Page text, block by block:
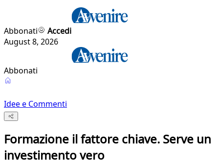
Abbonati
Accedi
August 8, 2026
Abbonati
Idee e Commenti
Formazione il fattore chiave. Serve un
investimento vero